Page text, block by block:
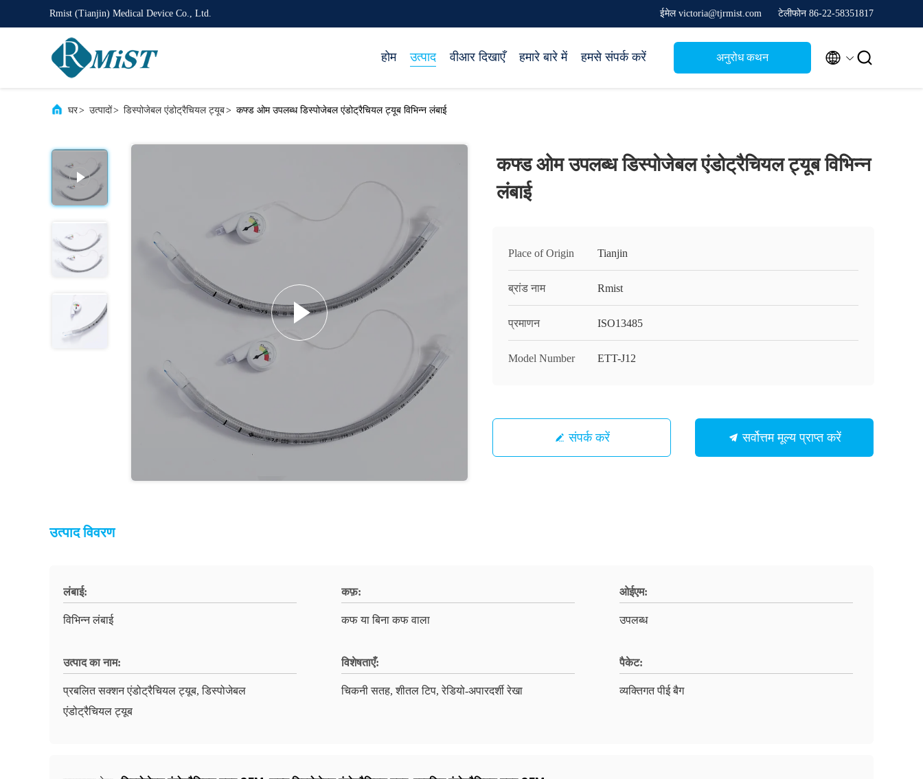
Rmist (Tianjin) Medical Device Co., Ltd. ईमेल victoria@tjrmist.com टेलीफोन 86-22-58351817
होम उत्पाद वीआर दिखाएँ हमारे बारे में हमसे संपर्क करें अनुरोध कथन  
घर> उत्पादों> डिस्पोजेबल एंडोट्रैचियल ट्यूब> कफ्ड ओम उपलब्ध डिस्पोजेबल एंडोट्रैचियल ट्यूब विभिन्न लंबाई
कफ्ड ओम उपलब्ध डिस्पोजेबल एंडोट्रैचियल ट्यूब विभिन्न
लंबाई
Place of Origin Tianjin
ब्रांड नाम Rmist
प्रमाणन ISO13485
Model Number ETT-J12
संपर्क करें सर्वोत्तम मूल्य प्राप्त करें
उत्पाद विवरण
लंबाई:
विभिन्न लंबाई
कफ़:
कफ या बिना कफ वाला
ओईएम:
उपलब्ध
उत्पाद का नाम:
प्रबलित सक्शन एंडोट्रैचियल ट्यूब, डिस्पोजेबल
एंडोट्रैचियल ट्यूब
विशेषताएँ:
चिकनी सतह, शीतल टिप, रेडियो-अपारदर्शी रेखा
पैकेट:
व्यक्तिगत पीई बैग